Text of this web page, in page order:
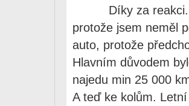
Díky za
protože jsem neměl
auto, protože
Hlavním důvodem
najedu min 25 000
A teď ke kolům.